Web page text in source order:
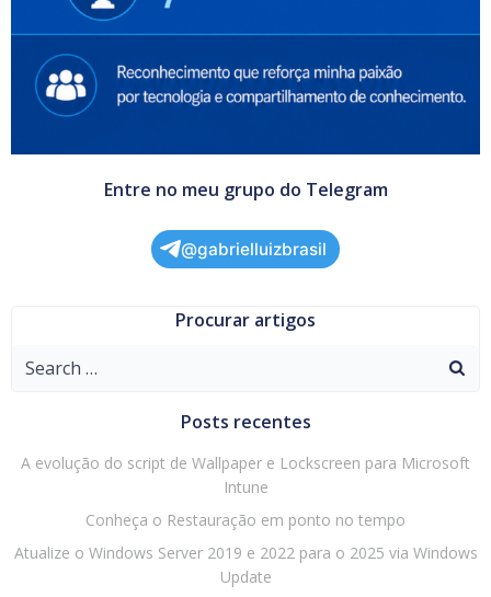
Entre no meu grupo do Telegram
@gabrielluizbrasil
Procurar artigos
Search
Posts recentes
A evolução do script de Wallpaper e Lockscreen para Microsoft
Intune
Conheça o Restauração em ponto no tempo
Atualize o Windows Server 2019 e 2022 para o 2025 via Windows
Update